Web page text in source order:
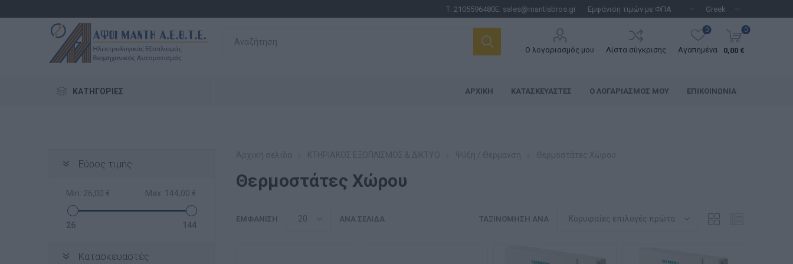
Τ: 2105596480E: sales@mantisbros.gr
Ο λογαριασμός μου Λίστα σύγκρισης Αγαπημένα
0 0
0,00 €
ΚΑΤΗΓΟΡΊΕΣ ΑΡΧΙΚΉ ΚΑΤΑΣΚΕΥΑΣΤΈΣ Ο ΛΟΓΑΡΙΑΣΜΌΣ ΜΟΥ ΕΠΙΚΟΙΝΩΝΊΑ
Εύρος τιμής
Min: 26,00 € Max: 144,00 €
26 144
Κατασκευαστές
Θερμοστάτες Χώρου
ΤΑΞΙΝΌΜΗΣΗ ΑΝΆ
ΕΜΦΆΝΙΣΗ ΑΝΆ ΣΕΛΊΔΑ